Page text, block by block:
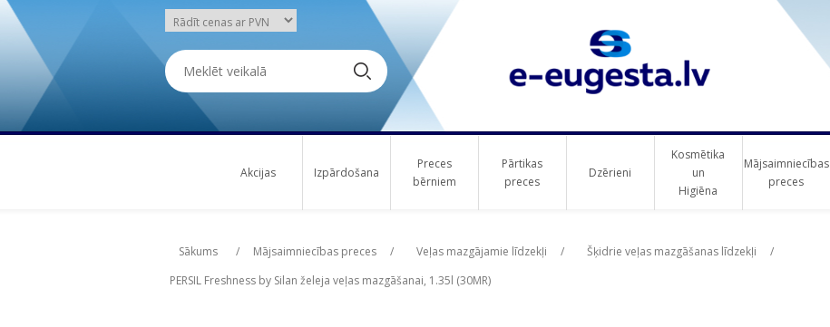
Akcijas Izpārdošana
Preces
bērniem
Pārtikas
preces
Dzērieni
Kosmētika
un
Higiēna
Mājsaimniecības
preces
Sākums / Mājsaimniecības preces / Veļas mazgājamie līdzekļi / Šķidrie veļas mazgāšanas līdzekļi
/
PERSIL Freshness by Silan želeja veļas mazgāšanai, 1.35l (30MR)